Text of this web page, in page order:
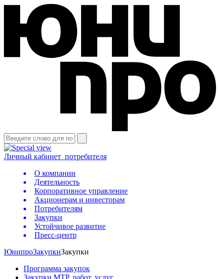
Личный кабинет потребителя
О компании
Деятельность
Корпоративное управление
Акционерам и инвесторам
Потребителям
Закупки
Устойчивое развитие
Пресс-центр
ЮнипроЗакупкиЗакупки
Программа закупок